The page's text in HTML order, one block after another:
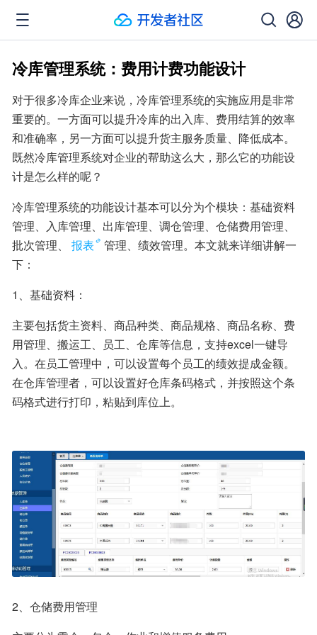
冷库管理系统：费用计费功能设计
对于很多冷库企业来说，冷库管理系统的实施应用是非常
重要的。一方面可以提升冷库的出入库、费用结算的效率
和准确率，另一方面可以提升货主服务质量、降低成本。
既然冷库管理系统对企业的帮助这么大，那么它的功能设
计是怎么样的呢？
冷库管理系统的功能设计基本可以分为个模块：基础资料
管理、入库管理、出库管理、调仓管理、仓储费用管理、
批次管理、
报表
管理、绩效管理。本文就来详细讲解一
下：
1、基础资料：
主要包括货主资料、商品种类、商品规格、商品名称、费
用管理、搬运工、员工、仓库等信息，支持excel一键导
入。在员工管理中，可以设置每个员工的绩效提成金额。
在仓库管理者，可以设置好仓库条码格式，并按照这个条
码格式进行打印，粘贴到库位上。
2、仓储费用管理